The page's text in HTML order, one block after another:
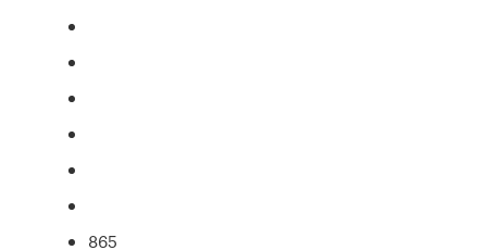
865